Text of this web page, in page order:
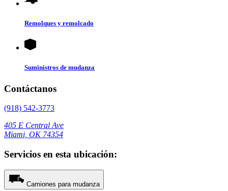
Remolques y remolcado
Suministros de mudanza
Contáctanos
(918) 542-3773
405 E Central Ave
Miami, OK 74354
Servicios en esta ubicación:
Camiones para mudanza